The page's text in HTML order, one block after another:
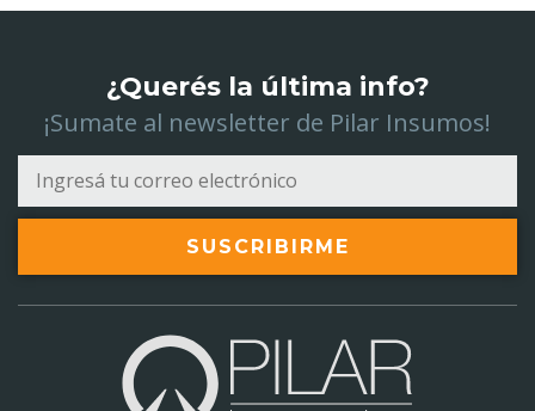
¿Querés la última info?
¡Sumate al newsletter de Pilar Insumos!
SUSCRIBIRME